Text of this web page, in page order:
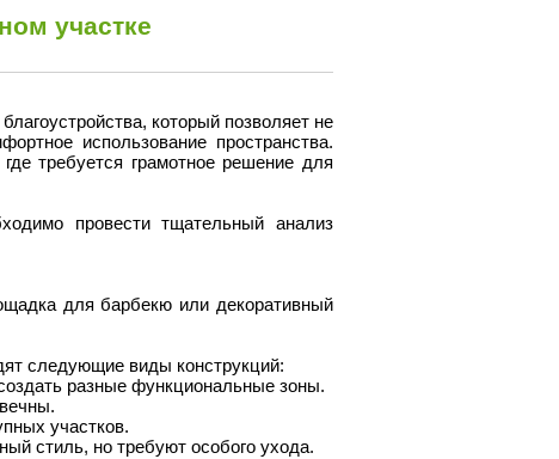
участке
который позволяет не
использование пространства.
требуется грамотное решение для
провести тщательный анализ
для барбекю или декоративный
следующие виды конструкций:
разные функциональные зоны.
участков.
стиль, но требуют особого ухода.